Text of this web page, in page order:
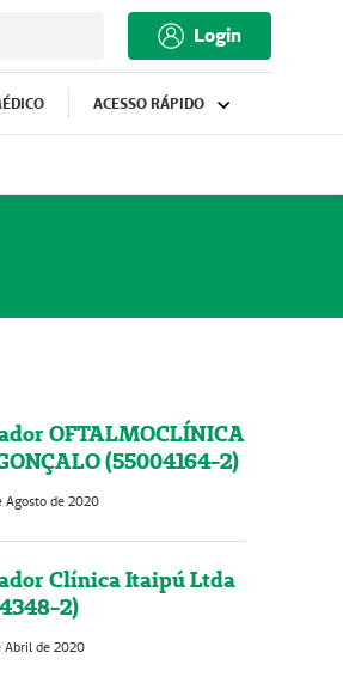
Login
ACESSO RÁPIDO
OFTALMOCLÍNICA
(55004164-2)
Agosto de 2020
Clínica Itaipú Ltda
2)
Abril de 2020